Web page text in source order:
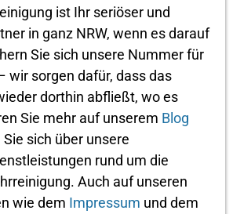
ist Ihr seriöser und
in ganz NRW, wenn es darauf
Sie sich unsere Nummer für
wir sorgen dafür, dass das
dorthin abfließt, wo es
Sie mehr auf unserem Blog
sich über unsere
rund um die
Auch auf unseren
wie dem Impressum und dem